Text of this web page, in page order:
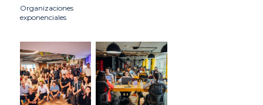
Organizaciones
exponenciales